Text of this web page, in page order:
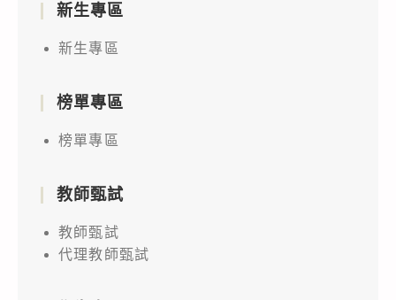
新生專區
新生專區
榜單專區
榜單專區
教師甄試
教師甄試
代理教師甄試